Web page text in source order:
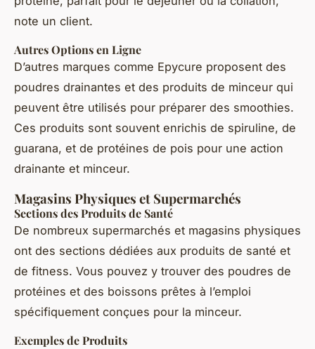
note un client.
Autres Options en Ligne
D’autres marques comme Epycure proposent des
poudres drainantes et des produits de minceur qui
peuvent être utilisés pour préparer des smoothies.
Ces produits sont souvent enrichis de spiruline, de
guarana, et de protéines de pois pour une action
drainante et minceur.
Magasins Physiques et Supermarchés
Sections des Produits de Santé
De nombreux supermarchés et magasins physiques
ont des sections dédiées aux produits de santé et
de fitness. Vous pouvez y trouver des poudres de
protéines et des boissons prêtes à l’emploi
spécifiquement conçues pour la minceur.
Exemples de Produits